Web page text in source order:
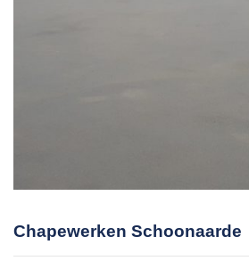
Chapewerken Schoonaarde